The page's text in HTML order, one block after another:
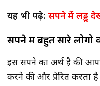
यह भी पढ़े: सपने में लड्डू
सपने में बहुत सारे लोगो
इस सपने का अर्थ है की
करने की और प्रेरित करता है।